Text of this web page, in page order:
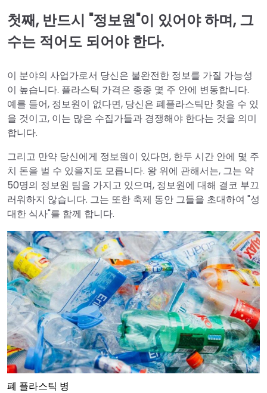
첫째, 반드시 "정보원"이 있어야 하며, 그
수는 적어도 되어야 한다.
이 분야의 사업가로서 당신은 불완전한 정보를 가질 가능성
이 높습니다. 플라스틱 가격은 종종 몇 주 안에 변동합니다.
예를 들어, 정보원이 없다면, 당신은 폐플라스틱만 찾을 수 있
을 것이고, 이는 많은 수집가들과 경쟁해야 한다는 것을 의미
합니다.
그리고 만약 당신에게 정보원이 있다면, 한두 시간 안에 몇 주
치 돈을 벌 수 있을지도 모릅니다. 왕 위에 관해서는, 그는 약
50명의 정보원 팀을 가지고 있으며, 정보원에 대해 결코 부끄
러워하지 않습니다. 그는 또한 축제 동안 그들을 초대하여 "성
대한 식사"를 함께 합니다.
폐 플라스틱 병